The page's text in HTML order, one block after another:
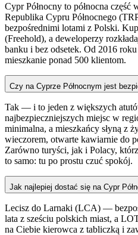
Cypr Północny to północna
Republika Cypru Północnego
bezpośrednimi lotami z Polski.
(Freehold), a deweloperzy
banku i bez odsetek. Od 2016
mieszkanie ponad 500 klientom.
Czy na Cyprze Północnym jest
Tak — i to jeden z większych
najbezpieczniejszych miejsc w
minimalna, a mieszkańcy słyną z
wieczorem, otwarte kawiarnie do
Zarówno turyści, jak i Polacy,
to samo: tu po prostu czuć spokój.
Jak najlepiej dostać się na Cypr
Lecisz do Larnaki (LCA) —
lata z sześciu polskich miast, a
na Ciebie kierowca z tabliczką i